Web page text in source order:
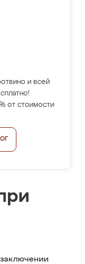
и всей
от стоимости